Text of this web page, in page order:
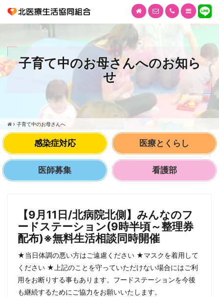
子育て中のお母さんへのお知ら
せ
子育て中のお母さんへ
感染症対応 医療とくらし
医師募集 看護部
【9月11日/北病院北側】みんなのフ
ードステーション(9時半頃～整理券
配布)※無料生活相談同時開催
★当日体調の悪い方はご遠慮ください ★マスクを着用して
ください ★上記のことを守っていただけない場合にはご利
用をお断りする事もあります。フードステーションを今後
も継続するためにご協力をお願いいたします。